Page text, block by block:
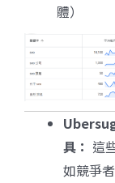
體）
具： 這
如競爭